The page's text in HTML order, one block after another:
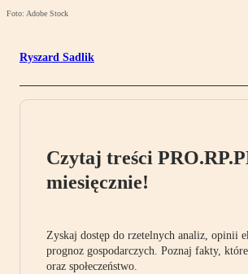
Foto: Adobe Stock
Ryszard Sadlik
Czytaj treści
miesięcznie!
Zyskaj dostęp do rzetelnych analiz, opinii
prognoz gospodarczych. Poznaj fakty,
oraz społeczeństwo.